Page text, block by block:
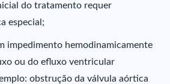
do tratamento requer
especial;
impedimento hemodinamicamente
ou do efluxo ventricular
obstrução da válvula aórtica